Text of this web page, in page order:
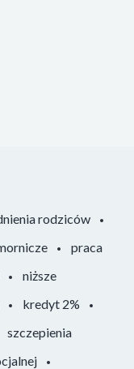
rodziców
praca
niższe
kredyt 2%
szczepienia